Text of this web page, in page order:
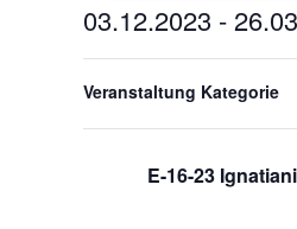
03.12.2023 -
Filter
Ändern
Eingabefelder
Veranstaltung Kategorie
SO.
E-16-23